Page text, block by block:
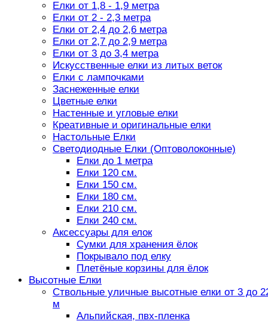
Елки от 1,8 - 1,9 метра
Елки от 2 - 2,3 метра
Елки от 2,4 до 2,6 метра
Елки от 2,7 до 2,9 метра
Елки от 3 до 3,4 метра
Искусственные елки из литых веток
Елки с лампочками
Заснеженные елки
Цветные елки
Настенные и угловые елки
Креативные и оригинальные елки
Настольные Елки
Светодиодные Елки (Оптоволоконные)
Елки до 1 метра
Елки 120 см.
Елки 150 см.
Елки 180 см.
Елки 210 см.
Елки 240 см.
Аксессуары для елок
Сумки для хранения ёлок
Покрывало под елку
Плетёные корзины для ёлок
Высотные Елки
Ствольные уличные высотные елки от 3 до
м
Альпийская, пвх-пленка